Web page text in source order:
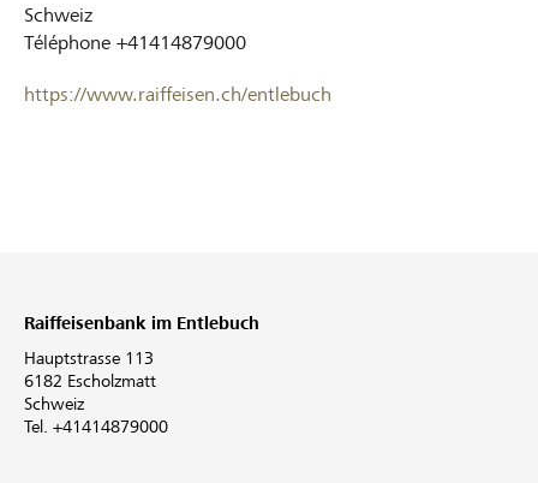
Schweiz
Téléphone +41414879000
https://www.raiffeisen.ch/entlebuch
Raiffeisenbank im Entlebuch
Hauptstrasse 113
6182 Escholzmatt
Schweiz
Tel. +41414879000